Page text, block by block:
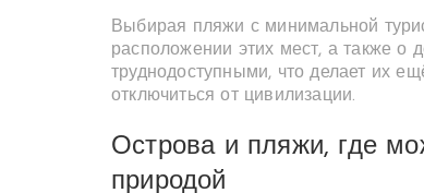
Выбирая пляжи с минимальной
расположении этих мест, а также о
труднодоступными, что делает их
отключиться от цивилизации.
Острова и пляжи, где
природой